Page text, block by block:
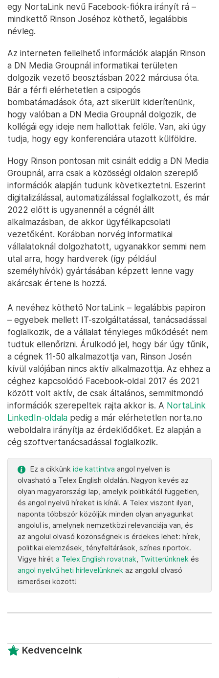
egy NortaLink nevű Facebook-fiókra irányít rá –
mindkettő Rinson Joséhoz köthető, legalábbis
névleg.
Az interneten fellelhető információk alapján Rinson
a DN Media Groupnál informatikai területen
dolgozik vezető beosztásban 2022 márciusa óta.
Bár a férfi elérhetetlen a csipogós
bombatámadások óta, azt sikerült kiderítenünk,
hogy valóban a DN Media Groupnál dolgozik, de
kollégái egy ideje nem hallottak felőle. Van, aki úgy
tudja, hogy egy konferenciára utazott külföldre.
Hogy Rinson pontosan mit csinált eddig a DN Media
Groupnál, arra csak a közösségi oldalon szereplő
információk alapján tudunk következtetni. Eszerint
digitalizálással, automatizálással foglalkozott, és már
2022 előtt is ugyanennél a cégnél állt
alkalmazásban, de akkor ügyfélkapcsolati
vezetőként. Korábban norvég informatikai
vállalatoknál dolgozhatott, ugyanakkor semmi nem
utal arra, hogy hardverek (így például
személyhívók) gyártásában képzett lenne vagy
akárcsak értene is hozzá.
A nevéhez köthető NortaLink – legalábbis papíron
– egyebek mellett IT-szolgáltatással, tanácsadással
foglalkozik, de a vállalat tényleges működését nem
tudtuk ellenőrizni. Árulkodó jel, hogy bár úgy tűnik,
a cégnek 11-50 alkalmazottja van, Rinson Josén
kívül valójában nincs aktív alkalmazottja. Az ehhez a
céghez kapcsolódó Facebook-oldal 2017 és 2021
között volt aktív, de csak általános, semmitmondó
információk szerepeltek rajta akkor is. A NortaLink
LinkedIn-oldala pedig a már elérhetetlen norta.no
weboldalra irányítja az érdeklődőket. Ez alapján a
cég szoftvertanácsadással foglalkozik.
Ez a cikkünk ide kattintva angol nyelven is
olvasható a Telex English oldalán. Nagyon kevés az
olyan magyarországi lap, amelyik politikától független,
és angol nyelvű híreket is kínál. A Telex viszont ilyen,
naponta többször közöljük minden olyan anyagunkat
angolul is, amelynek nemzetközi relevanciája van, és
az angolul olvasó közönségnek is érdekes lehet: hírek,
politikai elemzések, tényfeltárások, színes riportok.
Vigye hírét a Telex English rovatnak Twitterünknek és
angol nyelvű heti hírlevelünknek az angolul olvasó
ismerősei között!
Kedvenceink